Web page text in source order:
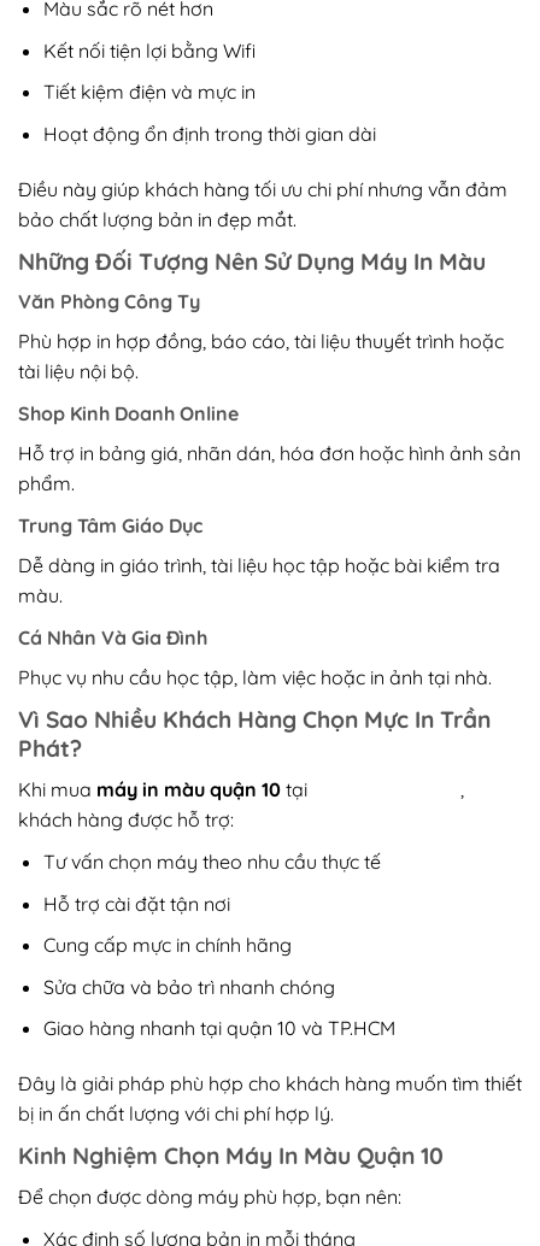
Màu sắc rõ nét hơn
Kết nối tiện lợi bằng Wifi
Tiết kiệm điện và mực in
Hoạt động ổn định trong thời gian dài
Điều này giúp khách hàng tối ưu chi phí nhưng vẫn đảm
bảo chất lượng bản in đẹp mắt.
Những Đối Tượng Nên Sử Dụng Máy In Màu
Văn Phòng Công Ty
Phù hợp in hợp đồng, báo cáo, tài liệu thuyết trình hoặc
tài liệu nội bộ.
Shop Kinh Doanh Online
Hỗ trợ in bảng giá, nhãn dán, hóa đơn hoặc hình ảnh sản
phẩm.
Trung Tâm Giáo Dục
Dễ dàng in giáo trình, tài liệu học tập hoặc bài kiểm tra
màu.
Cá Nhân Và Gia Đình
Phục vụ nhu cầu học tập, làm việc hoặc in ảnh tại nhà.
Vì Sao Nhiều Khách Hàng Chọn Mực In Trần
Phát?
Khi mua máy in màu quận 10 tại
,
khách hàng được hỗ trợ:
Tư vấn chọn máy theo nhu cầu thực tế
Hỗ trợ cài đặt tận nơi
Cung cấp mực in chính hãng
Sửa chữa và bảo trì nhanh chóng
Giao hàng nhanh tại quận 10 và TP.HCM
Đây là giải pháp phù hợp cho khách hàng muốn tìm thiết
bị in ấn chất lượng với chi phí hợp lý.
Kinh Nghiệm Chọn Máy In Màu Quận 10
Để chọn được dòng máy phù hợp, bạn nên:
Xác định số lượng bản in mỗi tháng